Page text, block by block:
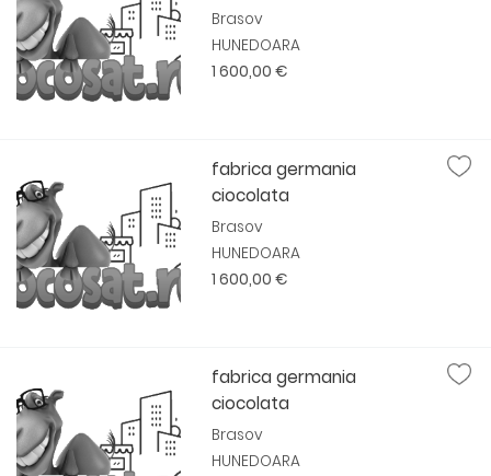
Brasov
HUNEDOARA
1 600,00 €
fabrica germania
ciocolata
Brasov
HUNEDOARA
1 600,00 €
fabrica germania
ciocolata
Brasov
HUNEDOARA